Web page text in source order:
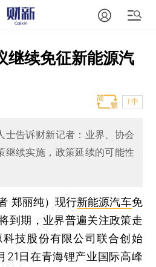
继续免征新能源汽
T中
士告诉财新记者：业界、协会
继续实施，政策延续的可能性
郑丽纯） 现行新能源汽车免
到期，业界普遍关注政策走
科技股份有限公司联合创始
21日在青海锂产业国际高峰